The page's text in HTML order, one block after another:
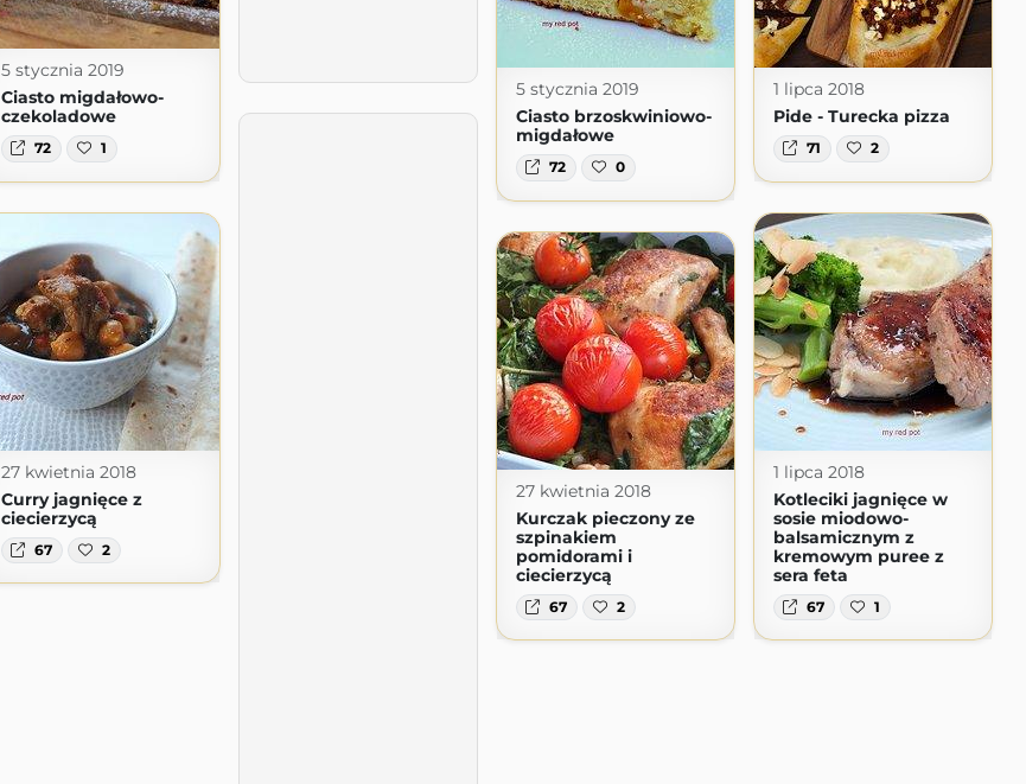
5 stycznia 2019
Ciasto migdałowo-
czekoladowe
72 1
5 stycznia 2019
Ciasto brzoskwiniowo-
migdałowe
72 0
1 lipca 2018
Pide - Turecka pizza
71 2
27 kwietnia 2018
Curry jagnięce z
ciecierzycą
67 2
1 lipca 2018
Kotleciki jagnięce w
sosie miodowo-
balsamicznym z
kremowym puree z
sera feta
67 1
27 kwietnia 2018
Kurczak pieczony ze
szpinakiem
pomidorami i
ciecierzycą
67 2